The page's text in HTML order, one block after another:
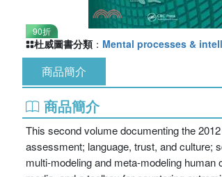
90折
杜威圖書分類 ： Mental processes &
商品簡介
商品簡介
This second volume documenting the
assessment; language, trust, and culture;
multi-modeling and meta-modeling